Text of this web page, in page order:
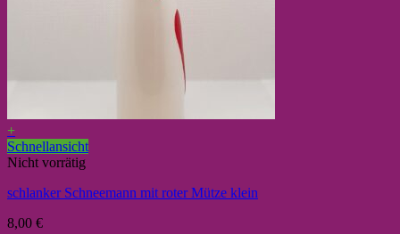
+
Schnellansicht
Nicht vorrätig
schlanker Schneemann mit roter Mütze klein
8,00 €